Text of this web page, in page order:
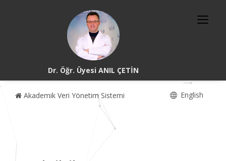
Dr. Öğr. Üyesi ANIL ÇETİN
Akademik Veri Yönetim Sistemi English